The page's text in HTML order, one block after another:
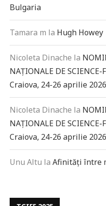
Bulgaria
Tamara m la Hugh Howey
Nicoleta Dinache la
NAȚIONALE DE
Craiova, 24-26 aprilie 2026
Nicoleta Dinache la
NAȚIONALE DE
Craiova, 24-26 aprilie 2026
Unu Altu la Afinități între